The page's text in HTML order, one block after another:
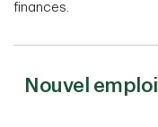
finances.
Nouvel